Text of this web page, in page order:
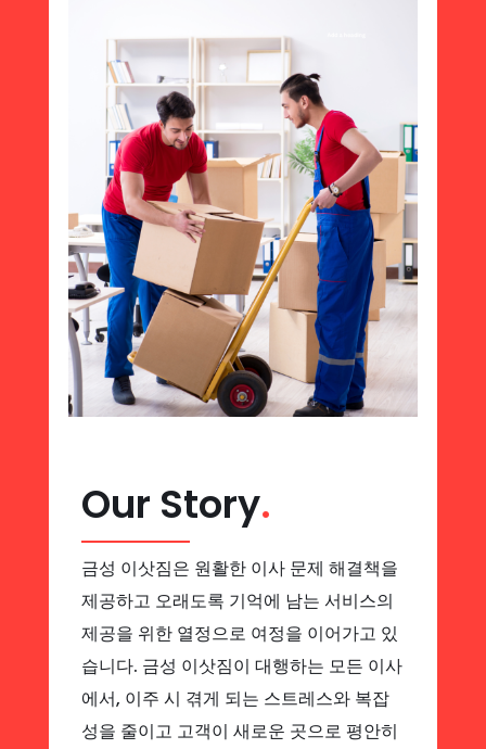
Our Story.
금성 이삿짐은 원활한 이사 문제 해결책을
제공하고 오래도록 기억에 남는 서비스의
제공을 위한 열정으로 여정을 이어가고 있
습니다. 금성 이삿짐이 대행하는 모든 이사
에서, 이주 시 겪게 되는 스트레스와 복잡
성을 줄이고 고객이 새로운 곳으로 평안히